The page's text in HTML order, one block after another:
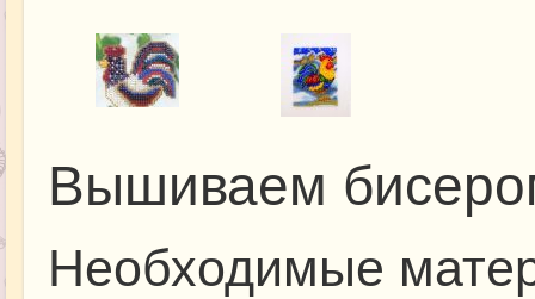
Вышиваем
Необходимые